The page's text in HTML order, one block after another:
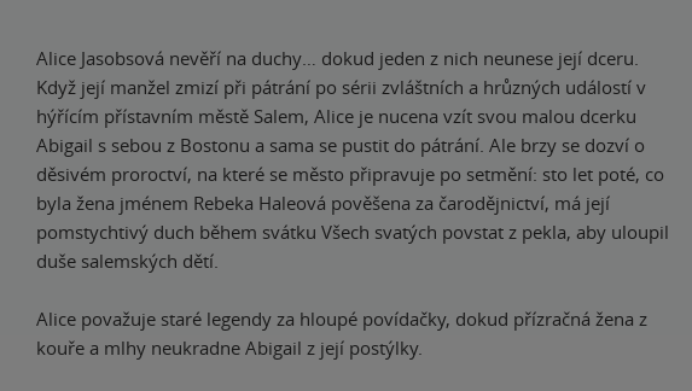
Alice Jasobsová nevěří na duchy… dokud jeden z nich neunese její dceru.
Když její manžel zmizí při pátrání po sérii zvláštních a hrůzných událostí v
hýřícím přístavním městě Salem, Alice je nucena vzít svou malou dcerku
Abigail s sebou z Bostonu a sama se pustit do pátrání. Ale brzy se dozví o
děsivém proroctví, na které se město připravuje po setmění: sto let poté, co
byla žena jménem Rebeka Haleová pověšena za čarodějnictví, má její
pomstychtivý duch během svátku Všech svatých povstat z pekla, aby uloupil
duše salemských dětí.
Alice považuje staré legendy za hloupé povídačky, dokud přízračná žena z
kouře a mlhy neukradne Abigail z její postýlky.